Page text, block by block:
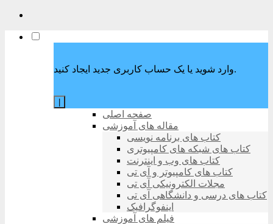
وارد شوید یا یک حساب کاربری جدید ایجاد کنید.
صفحه اصلی
مقاله های آموزشی
کتاب های برنامه نویسی
کتاب های شبکه های کامپیوتری
کتاب های وب و اینترنت
کتاب های کامپیوتر و آی تی
مجلات الکترونیکی آی تی
کتاب های درسی و دانشگاهی آی تی
اینفوگرافیک
فیلم های آموزشی